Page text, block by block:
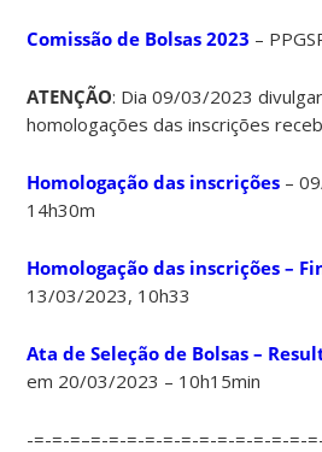
Comissão de Bolsas 2023 –
ATENÇÃO: Dia 09/03/2023
homologações das inscrições
Homologação das inscrições –
14h30m
Homologação das inscrições –
13/03/2023, 10h33
Ata de Seleção de Bolsas –
em 20/03/2023 – 10h15min
-=-=-=–=-=-=-=-=-=-=-=-=-=-=-=-